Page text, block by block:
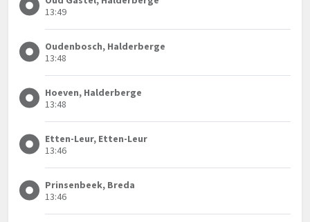
13:49
Oudenbosch, Halderberge
13:48
Hoeven, Halderberge
13:48
Etten-Leur, Etten-Leur
13:46
Prinsenbeek, Breda
13:46